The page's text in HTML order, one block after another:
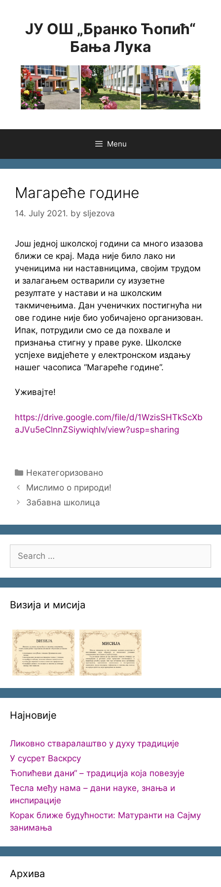
contentЈУ ОШ „Бранко Ћопић“
Бања Лука
Menu
Магареће године
14. July 2021. by sljezova
Још једној школској години са много изазова
ближи се крај. Мада није било лако ни
ученицима ни наставницима, својим трудом
и залагањем остварили су изузетне
резултате у настави и на школским
такмичењима. Дан ученичких постигнућа ни
ове године није био уобичајено организован.
Ипак, потрудили смо се да похвале и
признања стигну у праве руке. Школске
успјехе видјећете у електронском издању
нашег часописа “Магареће године”.
Уживајте!
https://drive.google.com/file/d/1WzisSHTkScXb
aJVu5eClnnZSiywiqhIv/view?usp=sharing
Categories
Некатегоризовано
Мислимо о природи!
Забавна школица
Search
for:
Визија и мисија
Најновије
Ликовно стваралаштво у духу традиције
У сусрет Васкрсу
Ћопићеви дани“ – традиција која повезује
Тесла међу нама – дани науке, знања и
инспирације
Корак ближе будућности: Матуранти на Сајму
занимања
Архива